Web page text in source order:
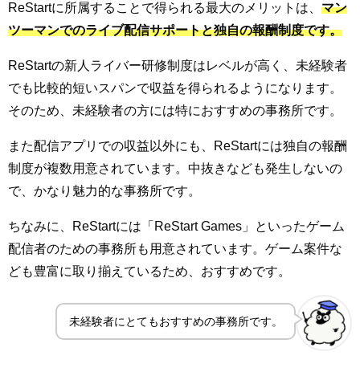
ReStartに所属することで得られる最大のメリットは、 マン
ツーマンでのライブ配信サポートと独自の報酬制度です。
ReStartの新人ライバー研修制度はレベルが高く、未経験者
でも比較的短いスパンで収益を得られるようになります。
そのため、未経験者の方には特におすすめの事務所です。
また配信アプリでの収益以外にも、ReStartには独自の報酬
制度が複数用意されています。中抜きなども発生しないの
で、かなり魅力的な事務所です。
ちなみに、ReStartには「ReStart Games」といったゲーム
配信者のための事務所も用意されています。ゲーム案件な
ども豊富に取り揃えているため、おすすめです。
未経験者にとてもおすすめの事務所です。